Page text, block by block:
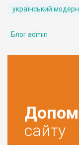
український модерн
Блог admin
сайту